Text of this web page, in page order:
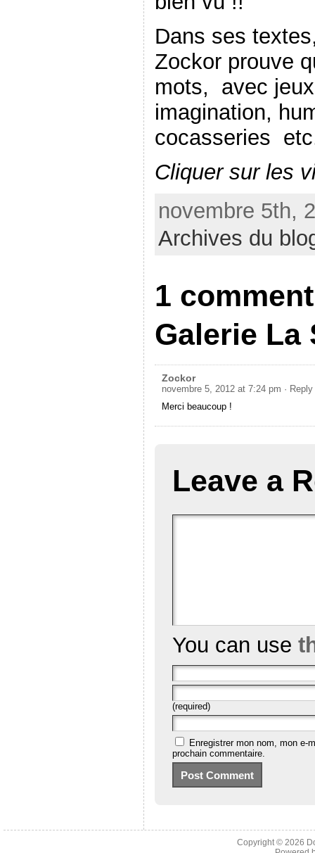
Dans ses
Zockor prouve
mots, avec
imagination,
cocasseries
Cliquer sur les
novembre 5th,
Archives du
1
Galerie La
Zockor
novembre 5, 2012 at 7:24 pm · Reply
Merci beaucoup !
Leave a
You can use
(required)
Enregistrer mon nom, mon e-
prochain commentaire.
Copyright © 2026